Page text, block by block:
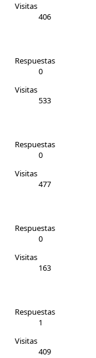
Visitas
406
Respuestas
0
Visitas
533
Respuestas
0
Visitas
477
Respuestas
0
Visitas
163
Respuestas
1
Visitas
409